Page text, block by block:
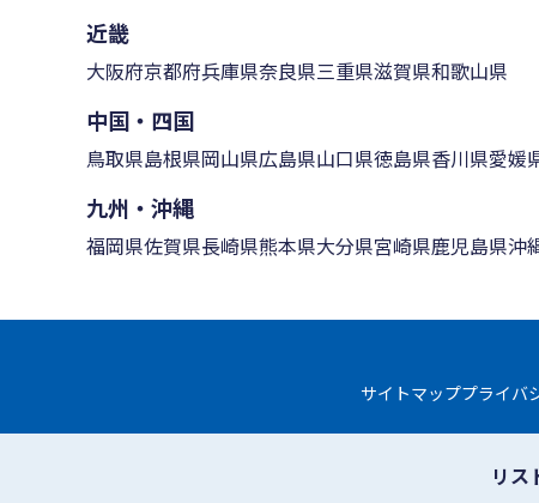
リス
近畿
大阪府京都府兵庫県奈良県三重県滋賀県和歌山県
中国・四国
鳥取県島根県岡山県広島県山口県徳島県香川県愛媛
九州・沖縄
福岡県佐賀県長崎県熊本県大分県宮崎県鹿児島県沖
サイトマッププライバ